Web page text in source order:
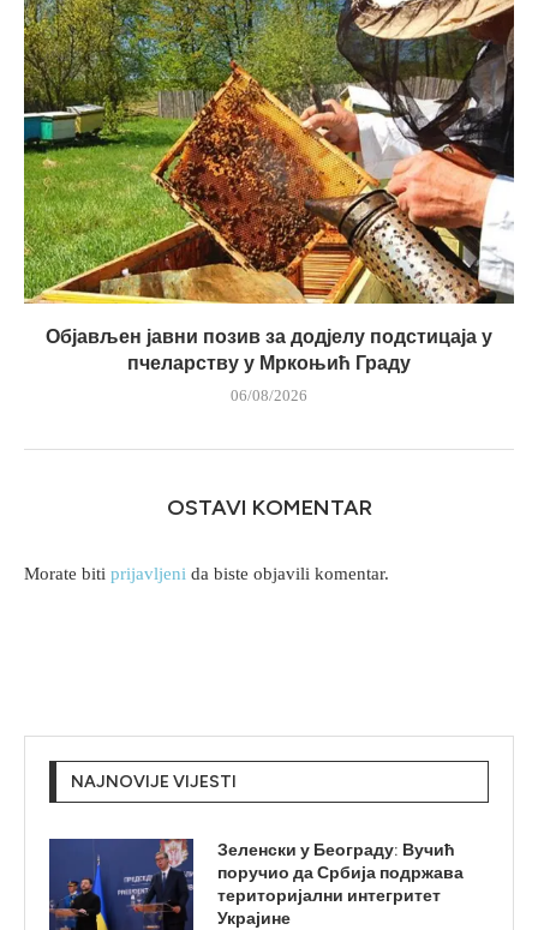
Објављен јавни позив за додјелу подстицаја у
пчеларству у Мркоњић Граду
06/08/2026
OSTAVI KOMENTAR
Morate biti prijavljeni da biste objavili komentar.
NAJNOVIJE VIJESTI
Зеленски у Београду: Вучић
поручио да Србија подржава
територијални интегритет
Украјине